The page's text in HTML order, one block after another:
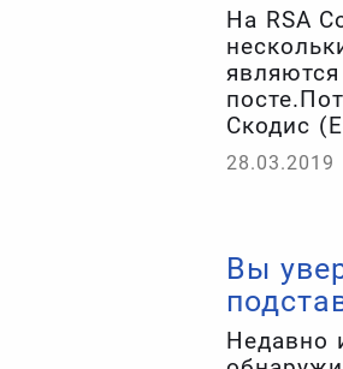
На RSA
Скодис
28.03.2019
Вы
Недавно